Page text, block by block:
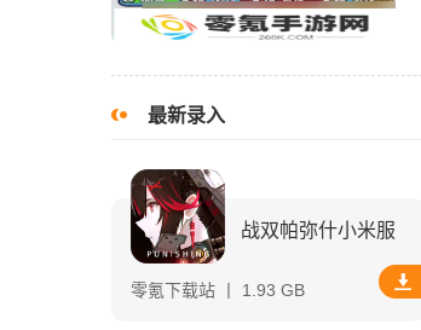
最新录入
战双帕弥什小米服
零氪下载站 丨 1.93 GB